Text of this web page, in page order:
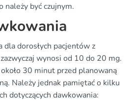
należy być czujnym.
dorosłych pacjentów z
wynosi od 10 do 20 mg.
30 minut przed planowaną
Należy jednak pamiętać o kilku
dotyczących dawkowania: